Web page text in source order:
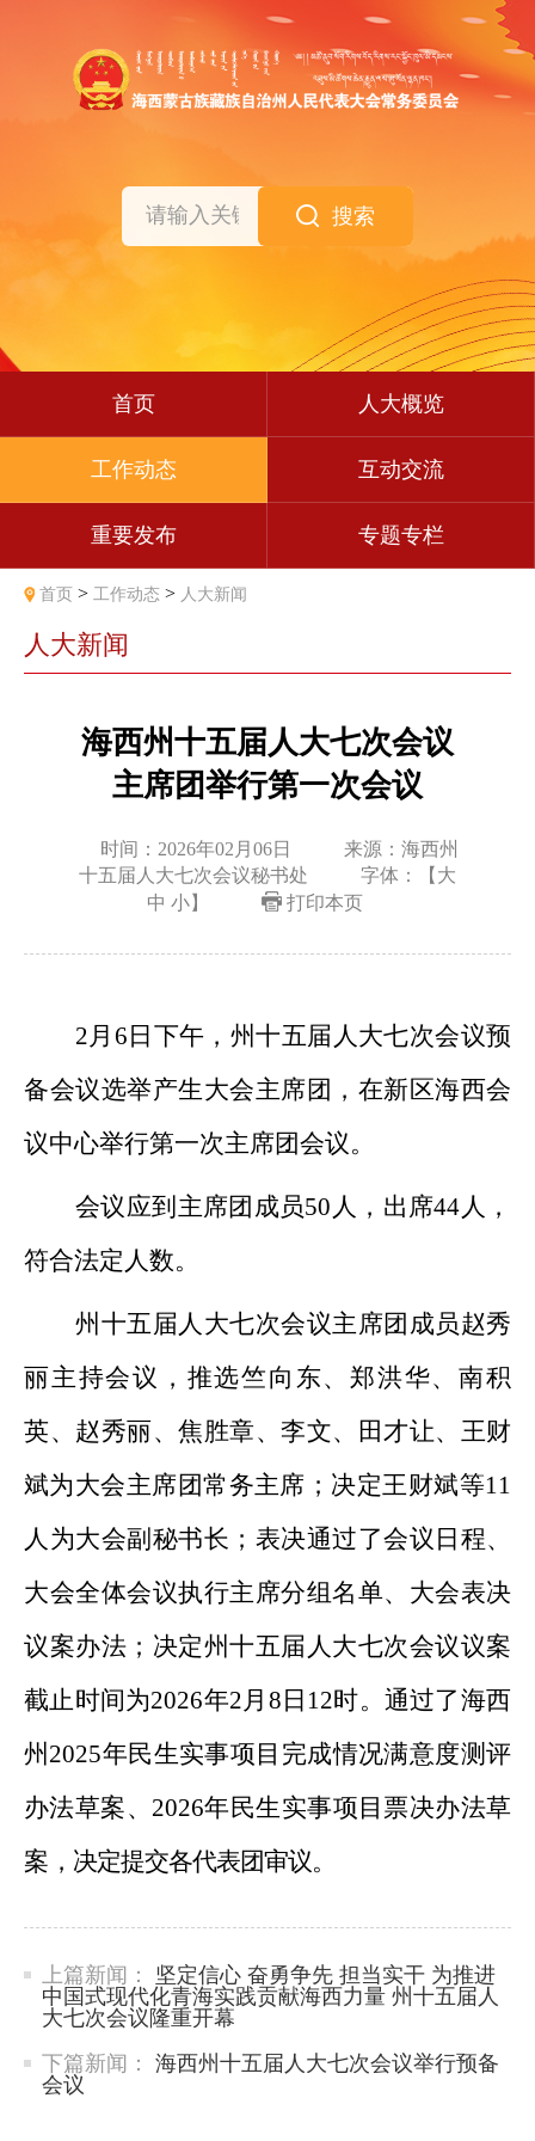
搜索
首页 人大概览
工作动态 互动交流
重要发布 专题专栏
首页 > 工作动态 > 人大新闻
人大新闻
海西州十五届人大七次会议
主席团举行第一次会议
时间：2026年02月06日
来源：海西州
十五届人大七次会议秘书处
字体：【 大
中 小】 打印本页
2月 6 日 下午， 州十五届人大七次会议预
备会议选举产生大会主席团，在新区海西会
议中心举行第一次主席团会议。
会议应到主席团成员50 人，出席44人，
符合法定人数。
州十五届人大七次会议主席团成员赵秀
丽主持会议， 推选竺向东、郑洪华、南积
英、赵秀丽、焦胜章、李文、田才让、王财
斌为大会主席团常务主席；决定王财斌等11
人为大会副秘书长 ；表决通过了会议日程、
大会全体会议执行主席分组名单、大会表决
议案办法 ；决定州十五届人大七次会议议案
截止时间为2026年2月 8 日 12时。通过了海西
州 2025年民生实事项目完成情况满意度测评
办法草案、 2026年民生实事项目票决办法草
案 ，决定提交各代表团审议。
上篇新闻：
坚定信心 奋勇争先 担当实干 为推进
中国式现代化青海实践贡献海西力量 州十五届人
大七次会议隆重开幕
下篇新闻：
海西州十五届人大七次会议举行预备
会议